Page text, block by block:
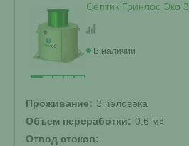
Септик Гринлос Эко 3
В наличии
Проживание: 3 человека
Объем переработки: 0.6 м3
Отвод стоков: